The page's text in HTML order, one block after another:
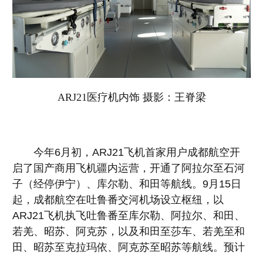
ARJ21医疗机内饰 摄影：王脊梁
今年6月初，ARJ21飞机首家用户成都航空开
启了国产商用飞机疆内运营，开通了阿拉尔至石河
子（经停伊宁）、库尔勒、和田等航线。9月15日
起，成都航空在吐鲁番交河机场设立枢纽，以
ARJ21飞机执飞吐鲁番至库尔勒、阿拉尔、和田、
若羌、昭苏、阿克苏，以及和田至莎车、若羌至和
田、昭苏至克拉玛依、阿克苏至昭苏等航线。预计